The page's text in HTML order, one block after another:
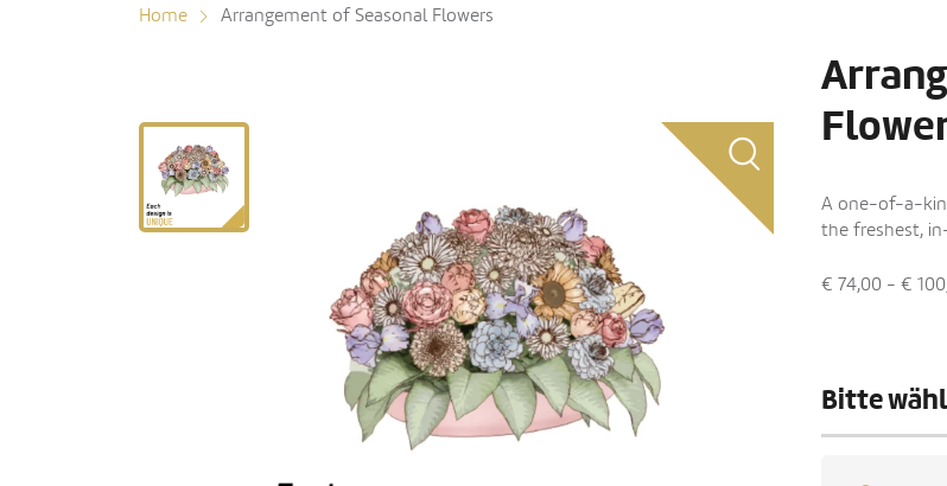
Home Arrangement of Seasonal Flowers
A one-of-a-
the freshest,
€ 74,00 - €
Bitte